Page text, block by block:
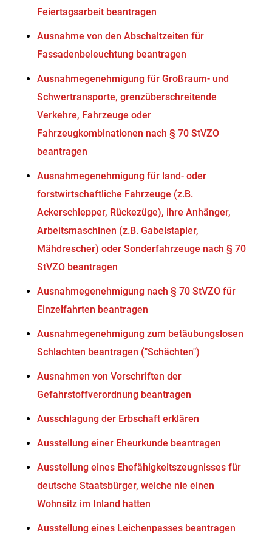
Feiertagsarbeit beantragen
Ausnahme von den Abschaltzeiten für
Fassadenbeleuchtung beantragen
Ausnahmegenehmigung für Großraum- und
Schwertransporte, grenzüberschreitende
Verkehre, Fahrzeuge oder
Fahrzeugkombinationen nach § 70 StVZO
beantragen
Ausnahmegenehmigung für land- oder
forstwirtschaftliche Fahrzeuge (z.B.
Ackerschlepper, Rückezüge), ihre Anhänger,
Arbeitsmaschinen (z.B. Gabelstapler,
Mähdrescher) oder Sonderfahrzeuge nach § 70
StVZO beantragen
Ausnahmegenehmigung nach § 70 StVZO für
Einzelfahrten beantragen
Ausnahmegenehmigung zum betäubungslosen
Schlachten beantragen ("Schächten")
Ausnahmen von Vorschriften der
Gefahrstoffverordnung beantragen
Ausschlagung der Erbschaft erklären
Ausstellung einer Eheurkunde beantragen
Ausstellung eines Ehefähigkeitszeugnisses für
deutsche Staatsbürger, welche nie einen
Wohnsitz im Inland hatten
Ausstellung eines Leichenpasses beantragen